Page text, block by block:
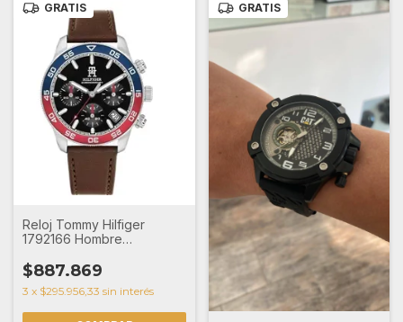
GRATIS
Reloj Tommy Hilfiger
1792166 Hombre
$887.869
3 x $295.956,33 sin interés
GRATIS